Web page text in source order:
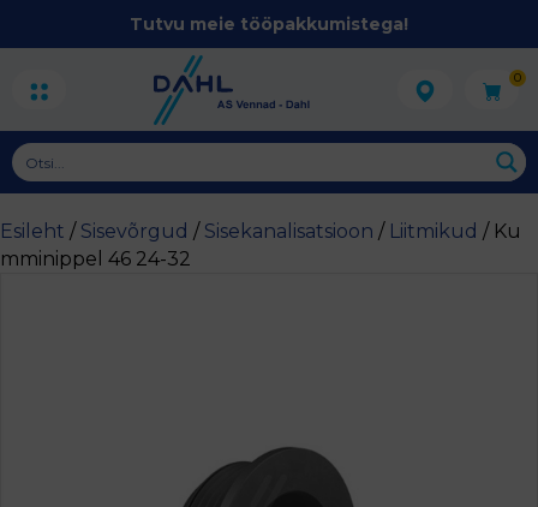
Tutvu meie tööpakkumistega!
0
Esileht / Sisevõrgud / Sisekanalisatsioon / Liitmikud / Ku
mminippel 46 24-32